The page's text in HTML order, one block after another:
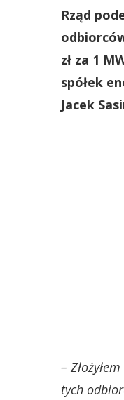
Rząd
zł za 1
spółek
Jacek
–
tych